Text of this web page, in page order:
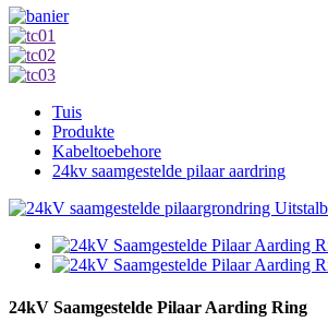
Tuis
Produkte
Kabeltoebehore
24kv saamgestelde pilaar aardring
24kV Saamgestelde Pilaar Aarding Ring